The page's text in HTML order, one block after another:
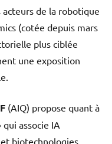
de la robotique
(cotée depuis mars
plus ciblée
une exposition
(AIQ) propose quant à
associe IA
biotechnologies